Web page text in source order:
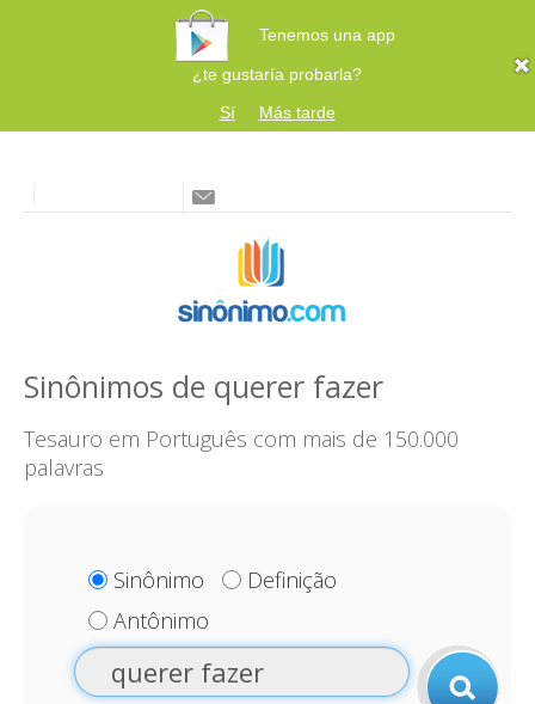
Tenemos una app
¿te gustaría probarla?
Sí
Más tarde
Sinônimos de querer fazer
Tesauro em Português com mais de 150.000
palavras
Sinônimo
Definição
Antônimo